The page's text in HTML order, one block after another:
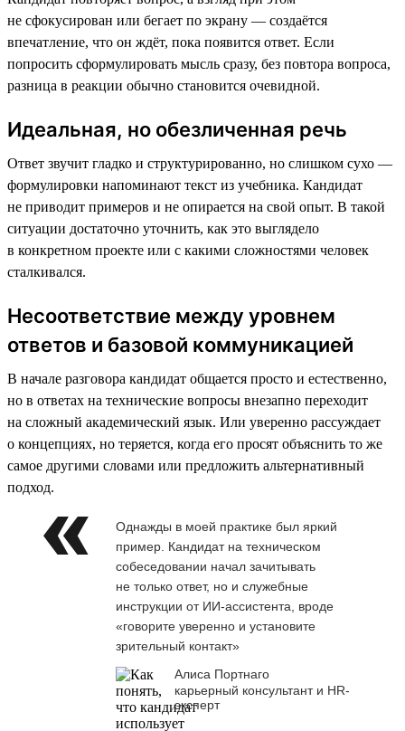
не сфокусирован или бегает по экрану — создаётся
впечатление, что он ждёт, пока появится ответ. Если
попросить сформулировать мысль сразу, без повтора вопроса,
разница в реакции обычно становится очевидной.
Идеальная, но обезличенная речь
Ответ звучит гладко и структурированно, но слишком сухо —
формулировки напоминают текст из учебника. Кандидат
не приводит примеров и не опирается на свой опыт. В такой
ситуации достаточно уточнить, как это выглядело
в конкретном проекте или с какими сложностями человек
сталкивался.
Несоответствие между уровнем
ответов и базовой коммуникацией
В начале разговора кандидат общается просто и естественно,
но в ответах на технические вопросы внезапно переходит
на сложный академический язык. Или уверенно рассуждает
о концепциях, но теряется, когда его просят объяснить то же
самое другими словами или предложить альтернативный
подход.
Однажды в моей практике был яркий
пример. Кандидат на техническом
собеседовании начал зачитывать
не только ответ, но и служебные
инструкции от ИИ-ассистента, вроде
«говорите уверенно и установите
зрительный контакт»
Алиса Портнаго
карьерный консультант и HR-
эксперт